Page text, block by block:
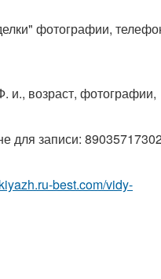
фотографии,
и., возраст, фотографии,
для записи:
best.com/vidy-